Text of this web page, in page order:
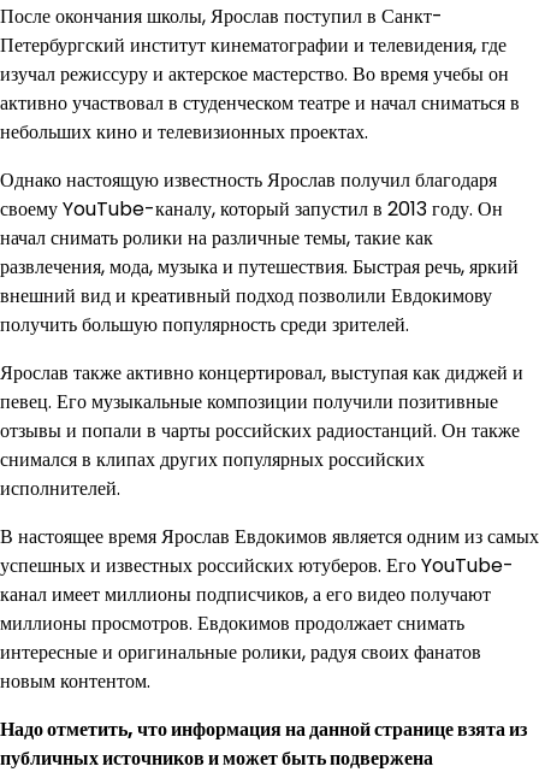
После окончания школы, Ярослав поступил в Санкт-
Петербургский институт кинематографии и телевидения, где
изучал режиссуру и актерское мастерство. Во время учебы он
активно участвовал в студенческом театре и начал сниматься в
небольших кино и телевизионных проектах.
Однако настоящую известность Ярослав получил благодаря
своему YouTube-каналу, который запустил в 2013 году. Он
начал снимать ролики на различные темы, такие как
развлечения, мода, музыка и путешествия. Быстрая речь, яркий
внешний вид и креативный подход позволили Евдокимову
получить большую популярность среди зрителей.
Ярослав также активно концертировал, выступая как диджей и
певец. Его музыкальные композиции получили позитивные
отзывы и попали в чарты российских радиостанций. Он также
снимался в клипах других популярных российских
исполнителей.
В настоящее время Ярослав Евдокимов является одним из самых
успешных и известных российских ютуберов. Его YouTube-
канал имеет миллионы подписчиков, а его видео получают
миллионы просмотров. Евдокимов продолжает снимать
интересные и оригинальные ролики, радуя своих фанатов
новым контентом.
Надо отметить, что информация на данной странице взята из
публичных источников и может быть подвержена